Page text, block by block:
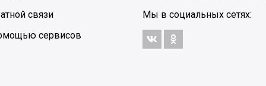
связи
сервисов
Мы в социальных сетях: